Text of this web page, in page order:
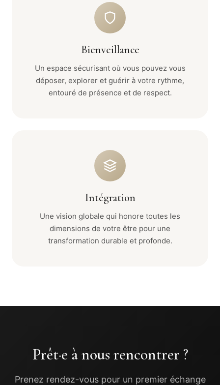
Bienveillance
Un espace sécurisant où vous pouvez vous
déposer, explorer et guérir à votre rythme,
entouré de présence et de respect.
Intégration
Une vision globale qui honore toutes les
dimensions de votre être pour une
transformation durable et profonde.
Prêt·e à nous rencontrer ?
Prenez rendez-vous pour un premier échange